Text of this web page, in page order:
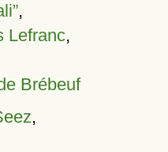
,
Lefranc,
Brébeuf
,